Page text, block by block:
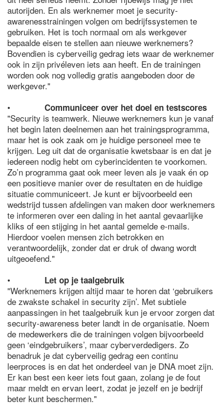
autorijden. En als werknemer moet je security-
awarenesstrainingen volgen om bedrijfssystemen te
gebruiken. Het is toch normaal om als werkgever
bepaalde eisen te stellen aan nieuwe werknemers?
Bovendien is cyberveilig gedrag iets waar de werknemer
ook in zijn privéleven iets aan heeft. En de trainingen
worden ook nog volledig gratis aangeboden door de
werkgever."
• Communiceer over het doel en testscores
"Security is teamwerk. Nieuwe werknemers kun je vanaf
het begin laten deelnemen aan het trainingsprogramma,
maar het is ook zaak om je huidige personeel mee te
krijgen. Leg uit dat de organisatie kwetsbaar is en dat je
iedereen nodig hebt om cyberincidenten te voorkomen.
Zo’n programma gaat ook meer leven als je vaak én op
een positieve manier over de resultaten en de huidige
situatie communiceert. Je kunt er bijvoorbeeld een
wedstrijd tussen afdelingen van maken door werknemers
te informeren over een daling in het aantal gevaarlijke
kliks of een stijging in het aantal gemelde e-mails.
Hierdoor voelen mensen zich betrokken en
verantwoordelijk, zonder dat er druk of dwang wordt
uitgeoefend."
• Let op je taalgebruik
"Werknemers krijgen altijd maar te horen dat ‘gebruikers
de zwakste schakel in security zijn’. Met subtiele
aanpassingen in het taalgebruik kun je ervoor zorgen dat
security-awareness beter landt in de organisatie. Noem
de medewerkers die de trainingen volgen bijvoorbeeld
geen ‘eindgebruikers’, maar cyberverdedigers. Zo
benadruk je dat cyberveilig gedrag een continu
leerproces is en dat het onderdeel van je DNA moet zijn.
Er kan best een keer iets fout gaan, zolang je de fout
maar meldt en ervan leert, zodat je jezelf en je bedrijf
beter kunt beschermen."